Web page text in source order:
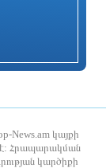
մեկ ամբողջ
ժամ առաջ
News.am կայքի
է: Հրապարակման
կարծիքի